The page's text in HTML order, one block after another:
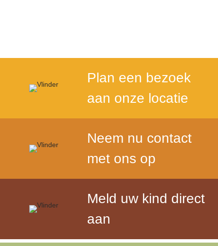
Plan een bezoek
aan onze locatie
Neem nu contact
met ons op
Meld uw kind direct
aan